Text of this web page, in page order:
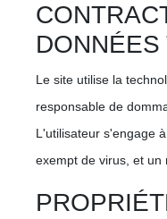
Le site utilise la
responsable de
L'utilisateur s'engage
exempt de virus, et un